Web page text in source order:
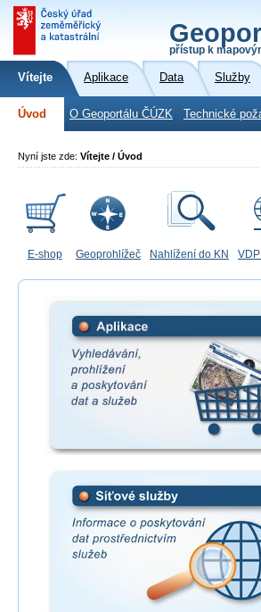
přístup k
Vítejte Aplikace Data Služby
Úvod O Geoportálu ČÚZK Technické
Nyní jste zde: Vítejte / Úvod
E-shop Geoprohlížeč Nahlížení do KN